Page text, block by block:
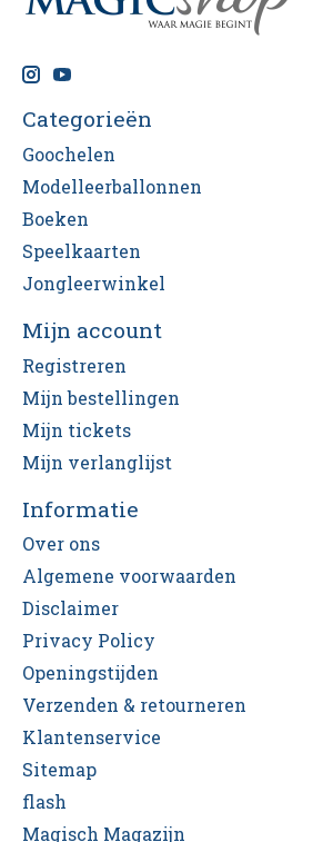
Categorieën
Goochelen
Modelleerballonnen
Boeken
Speelkaarten
Jongleerwinkel
Mijn account
Registreren
Mijn bestellingen
Mijn tickets
Mijn verlanglijst
Informatie
Over ons
Algemene voorwaarden
Disclaimer
Privacy Policy
Openingstijden
Verzenden & retourneren
Klantenservice
Sitemap
flash
Magisch Magazijn